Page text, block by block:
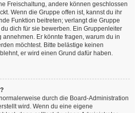
Freischaltung, andere können geschlossen
Wenn die Gruppe offen ist, kannst du ihr
Funktion beitreten; verlangt die Gruppe
dich für sie bewerben. Ein Gruppenleiter
Er könnte fragen, warum du in
möchtest. Bitte belästige keinen
er wird einen Grund dafür haben.
durch die Board-Administration
wird. Wenn du eine eigene